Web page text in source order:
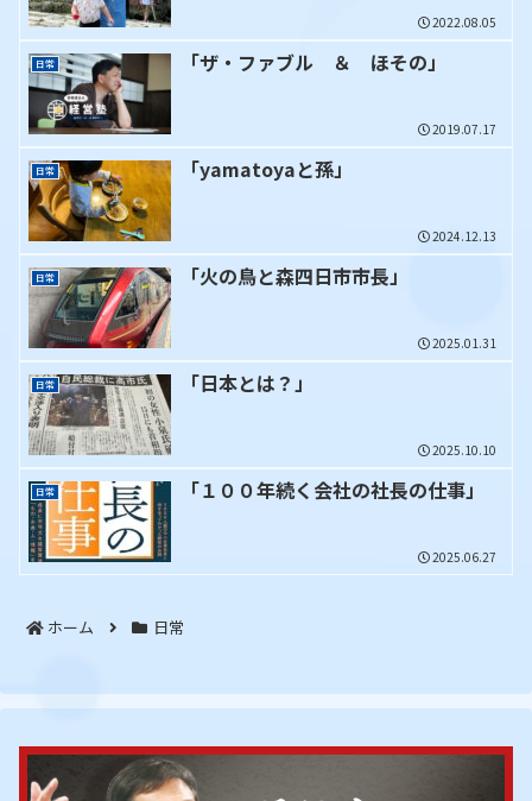
2022.08.05
日常 「ザ・ファブル ＆ ほその」
2019.07.17
日常 「yamatoyaと孫」
2024.12.13
日常 「火の鳥と森四日市市長」
2025.01.31
日常 「日本とは？」
2025.10.10
日常 「１００年続く会社の社長の仕事」
2025.06.27
ホーム 日常